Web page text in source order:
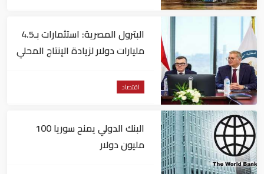
البترول المصرية: استثمارات بـ4.5
مليارات دولار لزيادة الإنتاج المحلي
اقتصاد
البنك الدولي يمنح سوريا 100
مليون دولار